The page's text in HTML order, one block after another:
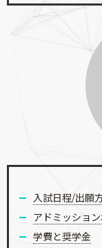
入試日程/出願
アドミッショ
学費と奨学金